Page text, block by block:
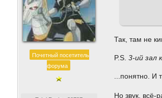
Почетный посетитель
форума
Так, там не
P.S. 3-ий зал
...понятно. И
Но звук, всё-